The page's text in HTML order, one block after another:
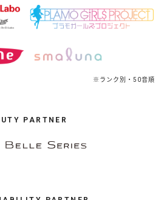
※ランク別・50音順
PARTNER